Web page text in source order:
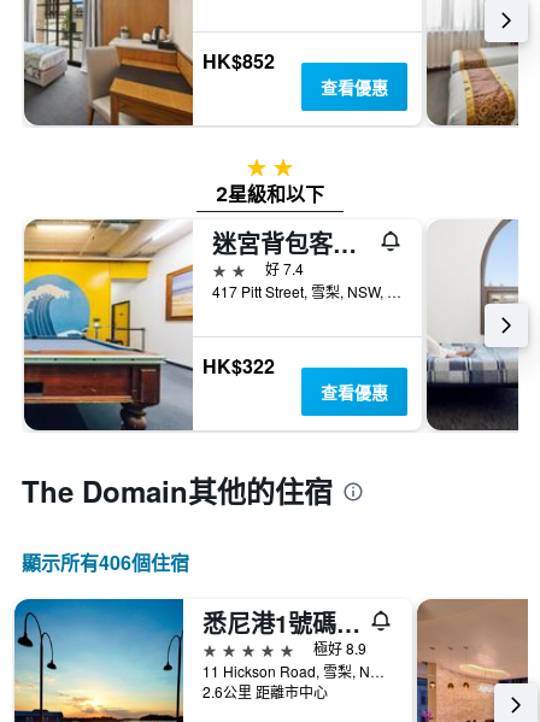
HK$852
查看優惠
2星級
2星級和以下
迷宮背包客酒店- 悉尼
2星級
好 7.4
417 Pitt Street, 雪梨, NSW, 澳洲
HK$322
查看優惠
The Domain​其他的住宿
顯示所有406​個住宿
悉尼港1號碼頭傲途格精選酒店
5星級
極好 8.9
11 Hickson Road, 雪梨, NSW, 澳洲
2.6公里 距離市中心